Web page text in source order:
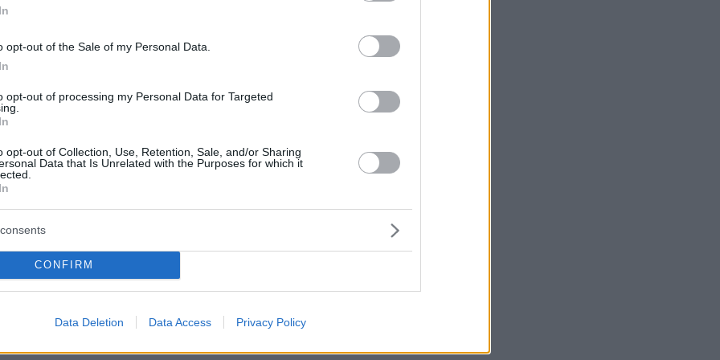
opt-out of the Sale of my Personal Data.
opt-out of processing my Personal Data for Targeted
opt-out of Collection, Use, Retention, Sale, and/or Sharing
Data that Is Unrelated with the Purposes for which it
CONFIRM
Data Deletion Data Access Privacy Policy
και στην Ιερουσαλήμ, σε έναν δρόμο που τον
το αίμα μας έχει αξία" φώναζαν οι
αναφερόμενες στον πρωθυπουργό
Νετανιάχου επισκέφθηκε έναν ξενώνα όπου
κακοποιημένες γυναίκες και ανακοίνωσε ότι
επιτροπή για την καταπολέμηση της
βίας.
protothema.gr στο Google News
και μάθετε πρώτοι όλες